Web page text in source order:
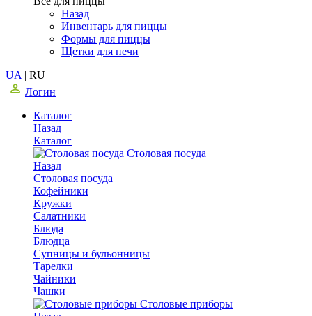
Назад
Инвентарь для пиццы
Формы для пиццы
Щетки для печи
UA | RU
Логин
Каталог
Назад
Каталог
Столовая посуда
Назад
Столовая посуда
Кофейники
Кружки
Салатники
Блюда
Блюдца
Супницы и бульонницы
Тарелки
Чайники
Чашки
Cтоловые приборы